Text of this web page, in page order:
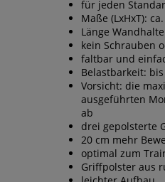
für jeden
Maße (LxHxT):
Länge
kein Schrauben
faltbar und
Belastbarkeit:
Vorsicht: die
ausgeführten
ab
drei gepolsterte
20 cm mehr
optimal zum
Griffpolster aus